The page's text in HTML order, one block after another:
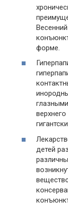
форме.
детей